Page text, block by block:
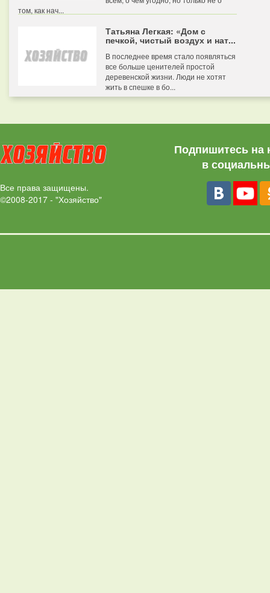
том, как нач...
Татьяна Легкая: «Дом с
печкой, чистый воздух и нат...
В последнее время стало появляться
все больше ценителей простой
деревенской жизни. Люди не хотят
жить в спешке в бо...
Все права защищены.
©2008-2017 - "Хозяйство"
Подпишитесь на
в